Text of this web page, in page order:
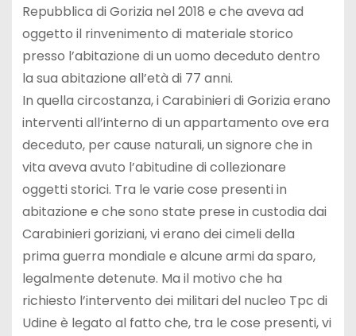
Repubblica di Gorizia nel 2018 e che aveva ad
oggetto il rinvenimento di materiale storico
presso l’abitazione di un uomo deceduto dentro
la sua abitazione all’età di 77 anni.
In quella circostanza, i Carabinieri di Gorizia erano
interventi all’interno di un appartamento ove era
deceduto, per cause naturali, un signore che in
vita aveva avuto l’abitudine di collezionare
oggetti storici. Tra le varie cose presenti in
abitazione e che sono state prese in custodia dai
Carabinieri goriziani, vi erano dei cimeli della
prima guerra mondiale e alcune armi da sparo,
legalmente detenute. Ma il motivo che ha
richiesto l’intervento dei militari del nucleo Tpc di
Udine è legato al fatto che, tra le cose presenti, vi